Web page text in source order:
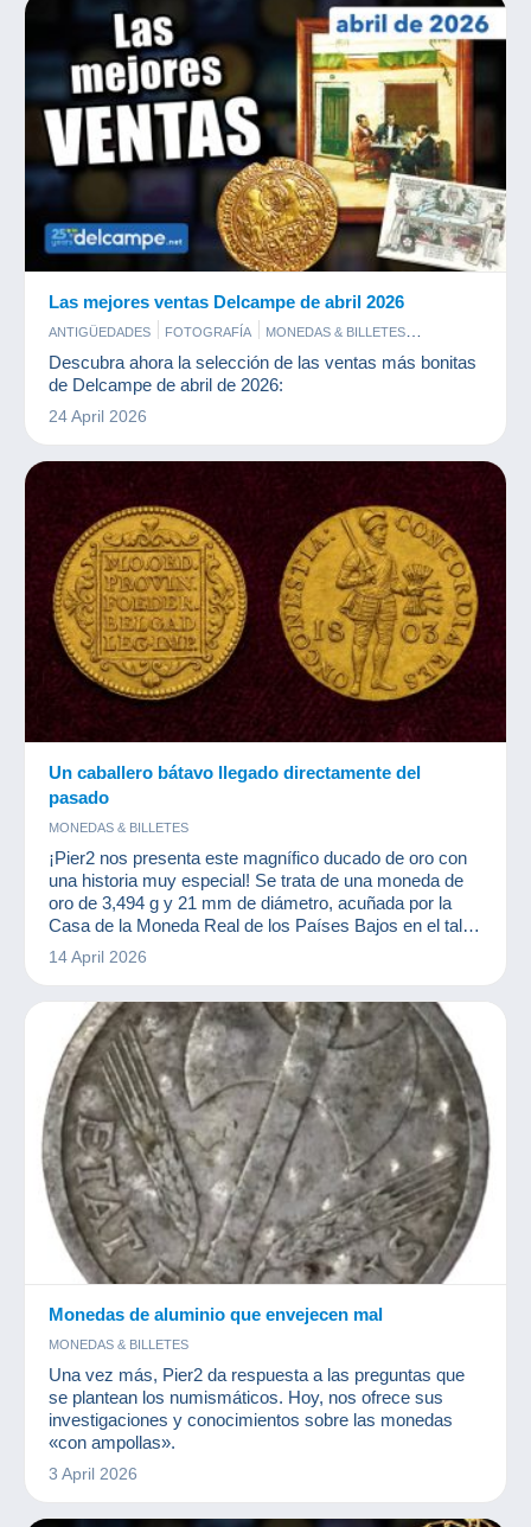
Las mejores ventas Delcampe de abril 2026
ANTIGÜEDADES FOTOGRAFÍA
MONEDAS & BILLETES
POSTALES
SELLOS
Descubra ahora la selección de las ventas más bonitas
de Delcampe de abril de 2026:
24 April 2026
Un caballero bátavo llegado directamente del
pasado
MONEDAS & BILLETES
¡Pier2 nos presenta este magnífico ducado de oro con
una historia muy especial! Se trata de una moneda de
oro de 3,494 g y 21 mm de diámetro, acuñada por la
Casa de la Moneda Real de los Países Bajos en el taller
de Utrecht entre 1795 y 1805.
14 April 2026
Monedas de aluminio que envejecen mal
MONEDAS & BILLETES
Una vez más, Pier2 da respuesta a las preguntas que
se plantean los numismáticos. Hoy, nos ofrece sus
investigaciones y conocimientos sobre las monedas
«con ampollas».
3 April 2026